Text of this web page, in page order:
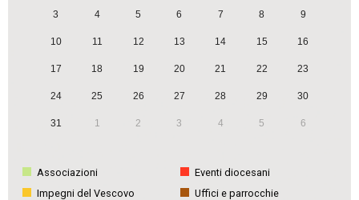
3 4 5 6 7 8 9
10 11 12 13 14 15 16
17 18 19 20 21 22 23
24 25 26 27 28 29 30
31 1 2 3 4 5 6
Associazioni
Eventi diocesani
Impegni del Vescovo
Uffici e parrocchie